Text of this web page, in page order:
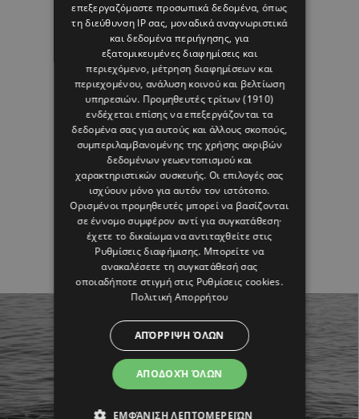
επεξεργαζόμαστε προσωπικά δεδομένα, όπως
τη διεύθυνση IP σας, μοναδικά αναγνωριστικά
και δεδομένα περιήγησης, για
εξατομικευμένες διαφημίσεις και
περιεχόμενο, μέτρηση διαφημίσεων και
περιεχομένου, ανάλυση κοινού και βελτίωση
υπηρεσιών. Προμηθευτές τρίτων (1910)
ενδέχεται επίσης να επεξεργάζονται τα
δεδομένα σας για αυτούς και άλλους σκοπούς,
συμπεριλαμβανομένης της χρήσης ακριβών
δεδομένων γεωεντοπισμού και
χαρακτηριστικών συσκευής. Οι επιλογές σας
ισχύουν μόνο για αυτόν τον ιστότοπο.
Ορισμένοι προμηθευτές μπορεί να βασίζονται
σε έννομο συμφέρον αντί για συγκατάθεση·
έχετε το δικαίωμα να αντιταχθείτε στις
Ρυθμίσεις διαφήμισης. Μπορείτε να
ανακαλέσετε τη συγκατάθεσή σας
οποιαδήποτε στιγμή στις Ρυθμίσεις cookies.
Πολιτική Απορρήτου
ΑΠΟΔΟΧΉ ΌΛΩΝ
ΑΠΌΡΡΙΨΗ ΌΛΩΝ
ΕΜΦΆΝΙΣΗ ΛΕΠΤΟΜΕΡΕΙΏΝ